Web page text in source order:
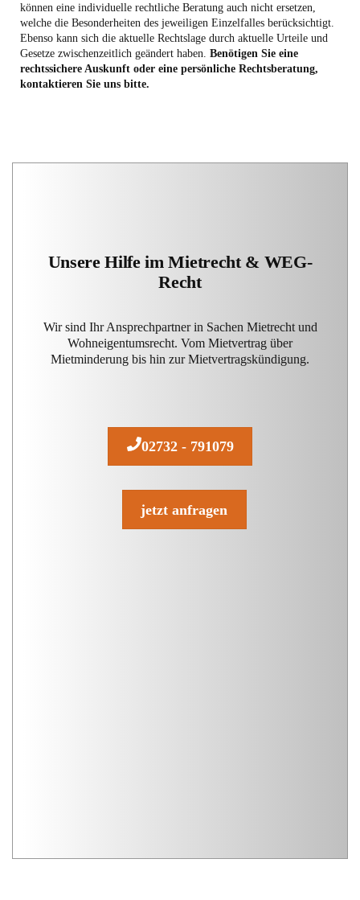
können eine individuelle rechtliche Beratung auch nicht ersetzen,
welche die Besonderheiten des jeweiligen Einzelfalles berücksichtigt.
Ebenso kann sich die aktuelle Rechtslage durch aktuelle Urteile und
Gesetze zwischenzeitlich geändert haben. Benötigen Sie eine
rechtssichere Auskunft oder eine persönliche Rechtsberatung,
kontaktieren Sie uns bitte.
Unsere Hilfe im Mietrecht & WEG-
Recht
Wir sind Ihr Ansprechpartner in Sachen Mietrecht und
Wohneigentumsrecht. Vom Mietvertrag über
Mietminderung bis hin zur Mietvertragskündigung.
02732 - 791079
jetzt anfragen